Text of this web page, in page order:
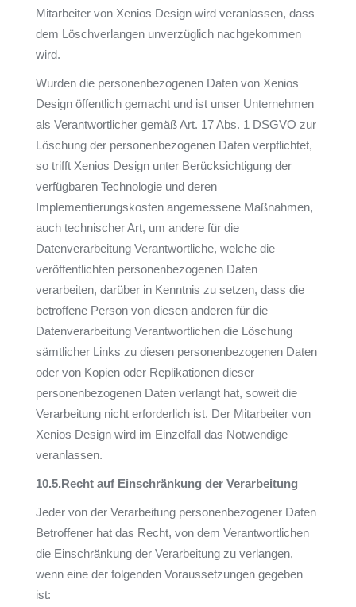
Mitarbeiter von Xenios Design wird veranlassen, dass
dem Löschverlangen unverzüglich nachgekommen
wird.
Wurden die personenbezogenen Daten von Xenios
Design öffentlich gemacht und ist unser Unternehmen
als Verantwortlicher gemäß Art. 17 Abs. 1 DSGVO zur
Löschung der personenbezogenen Daten verpflichtet,
so trifft Xenios Design unter Berücksichtigung der
verfügbaren Technologie und deren
Implementierungskosten angemessene Maßnahmen,
auch technischer Art, um andere für die
Datenverarbeitung Verantwortliche, welche die
veröffentlichten personenbezogenen Daten
verarbeiten, darüber in Kenntnis zu setzen, dass die
betroffene Person von diesen anderen für die
Datenverarbeitung Verantwortlichen die Löschung
sämtlicher Links zu diesen personenbezogenen Daten
oder von Kopien oder Replikationen dieser
personenbezogenen Daten verlangt hat, soweit die
Verarbeitung nicht erforderlich ist. Der Mitarbeiter von
Xenios Design wird im Einzelfall das Notwendige
veranlassen.
10.5.Recht auf Einschränkung der Verarbeitung
Jeder von der Verarbeitung personenbezogener Daten
Betroffener hat das Recht, von dem Verantwortlichen
die Einschränkung der Verarbeitung zu verlangen,
wenn eine der folgenden Voraussetzungen gegeben
ist: